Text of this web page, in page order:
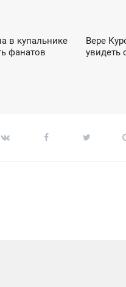
в купальнике
фанатов
16:56
Вере
увидеть